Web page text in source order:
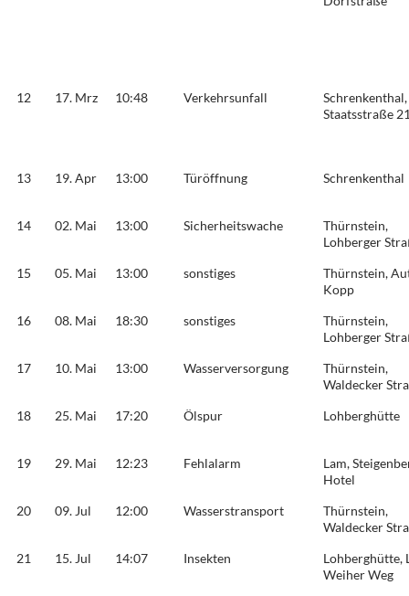
12 17. Mrz 10:48 Verkehrsunfall
Schrenkenthal,
Staatsstraße
13 19. Apr 13:00 Türöffnung Schrenkenthal
14 02. Mai 13:00 Sicherheitswache
Thürnstein,
Lohberger
15
05. Mai 13:00 sonstiges
Thürnstein,
Kopp
16
08. Mai 18:30 sonstiges
Thürnstein,
Lohberger
17
10. Mai 13:00 Wasserversorgung
Thürnstein,
Waldecker
18
25. Mai 17:20 Ölspur Lohberghütte
19 29. Mai 12:23 Fehlalarm
Lam,
Hotel
20
09. Jul 12:00 Wasserstransport
Thürnstein,
Waldecker
21
15. Jul 14:07 Insekten
Lohberghütte,
Weiher Weg